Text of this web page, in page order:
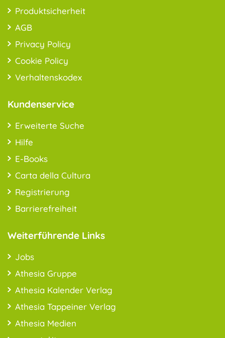
Produktsicherheit
AGB
Privacy Policy
Cookie Policy
Verhaltenskodex
Kundenservice
Erweiterte Suche
Hilfe
E-Books
Carta della Cultura
Registrierung
Barrierefreiheit
Weiterführende Links
Jobs
Athesia Gruppe
Athesia Kalender Verlag
Athesia Tappeiner Verlag
Athesia Medien